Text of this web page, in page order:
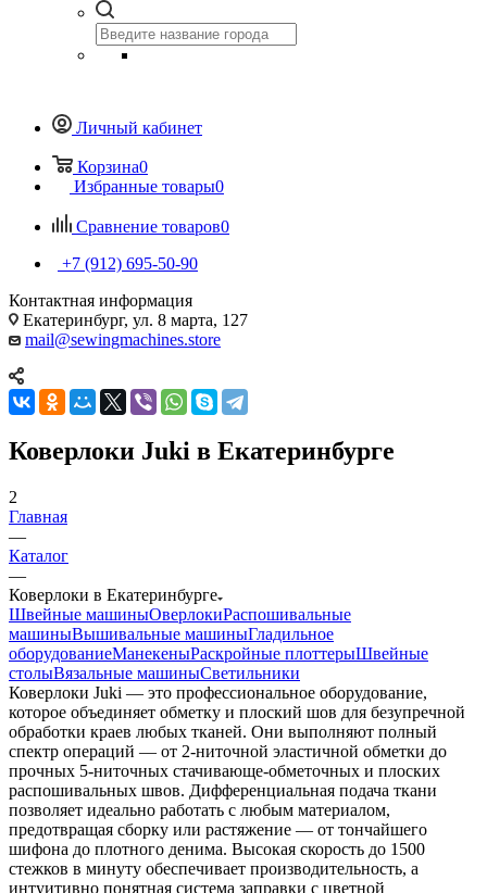
Личный кабинет
Корзина0
Избранные товары0
Сравнение товаров0
+7 (912) 695-50-90
Контактная информация
Екатеринбург, ул. 8 марта, 127
mail@sewingmachines.store
Коверлоки Juki в Екатеринбурге
2
Главная
—
Каталог
—
Коверлоки в Екатеринбурге
Швейные машиныОверлокиРаспошивальные
машиныВышивальные машиныГладильное
оборудованиеМанекеныРаскройные плоттерыШвейные
столыВязальные машиныСветильники
Коверлоки Juki — это профессиональное оборудование,
которое объединяет обметку и плоский шов для безупречной
обработки краев любых тканей. Они выполняют полный
спектр операций — от 2-ниточной эластичной обметки до
прочных 5-ниточных стачивающе-обметочных и плоских
распошивальных швов. Дифференциальная подача ткани
позволяет идеально работать с любым материалом,
предотвращая сборку или растяжение — от тончайшего
шифона до плотного денима. Высокая скорость до 1500
стежков в минуту обеспечивает производительность, а
интуитивно понятная система заправки с цветной